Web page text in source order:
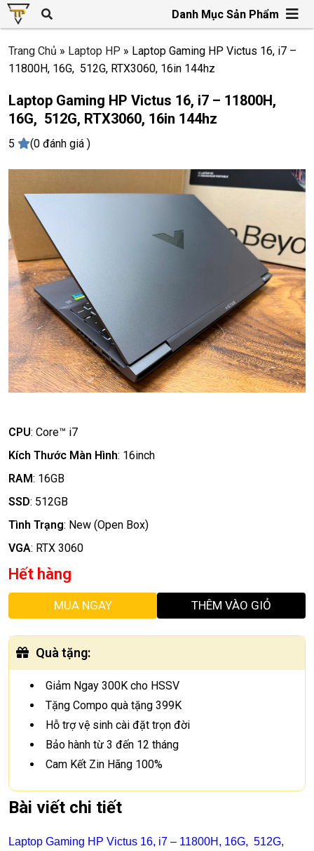
Danh Mục Sản Phẩm
Trang Chủ » Laptop HP » Laptop Gaming HP Victus 16, i7 –
11800H, 16G, 512G, RTX3060, 16in 144hz
Laptop Gaming HP Victus 16, i7 – 11800H,
16G, 512G, RTX3060, 16in 144hz
5 (0 đánh giá )
CPU: Core™ i7
Kích Thước Màn Hình: 16inch
RAM: 16GB
SSD: 512GB
Tình Trạng: New (Open Box)
VGA: RTX 3060
Hết hàng
MUA NGAY THÊM VÀO GIỎ
Quà tặng:
Giảm Ngay 300K cho HSSV
Tặng Compo quà tặng 399K
Hỗ trợ vệ sinh cài đặt trọn đời
Bảo hành từ 3 đến 12 tháng
Cam Kết Zin Hãng 100%
Bài viết chi tiết
Laptop Gaming HP Victus 16, i7 – 11800H, 16G, 512G,